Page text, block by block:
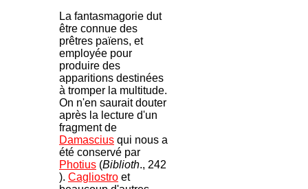
La fantasmagorie dut
être connue des
prêtres païens, et
employée pour
produire des
apparitions destinées
à tromper la multitude.
On n'en saurait douter
après la lecture d'un
fragment de
Damascius qui nous a
été conservé par
Photius (Biblioth., 242
). Cagliostro et